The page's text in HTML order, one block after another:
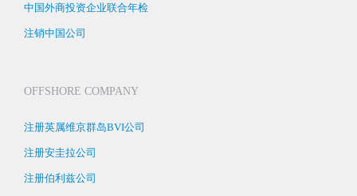
中国外商投资企业联合年检
注销中国公司
OFFSHORE COMPANY
注册英属维京群岛BVI公司
注册安圭拉公司
注册伯利兹公司